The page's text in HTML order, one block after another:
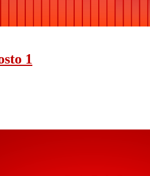
1